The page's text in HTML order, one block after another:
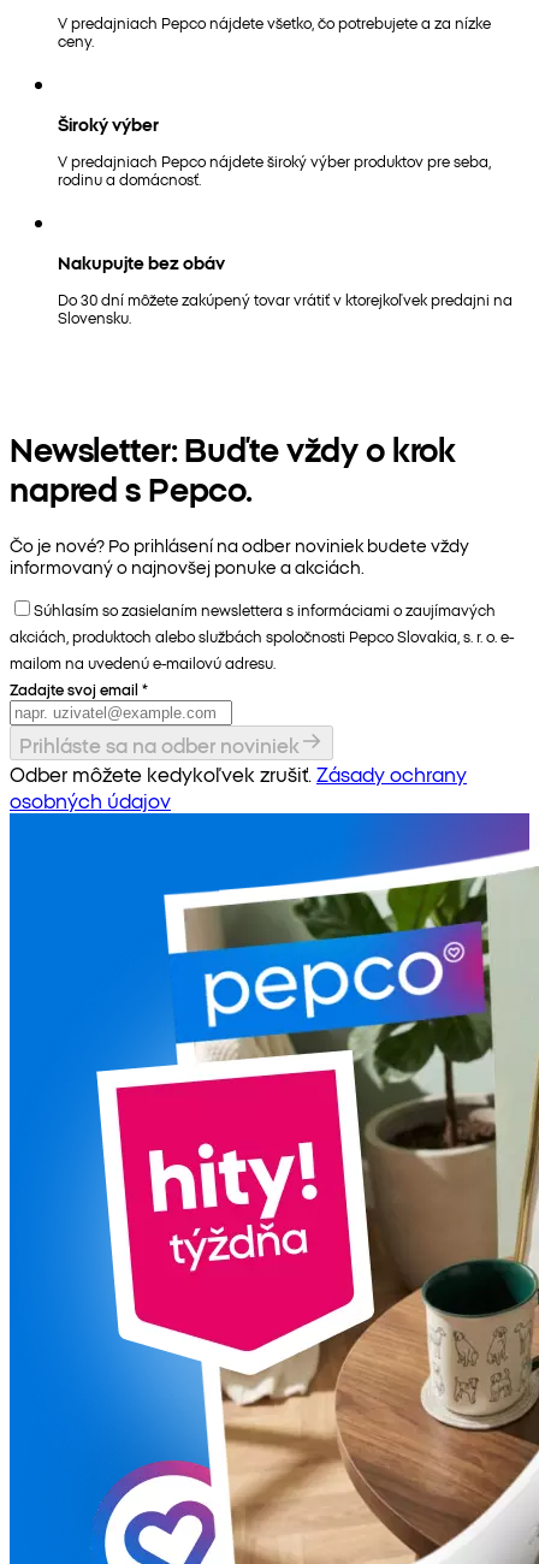
V predajniach Pepco nájdete všetko, čo potrebujete a za nízke
ceny.
Široký výber
V predajniach Pepco nájdete široký výber produktov pre seba,
rodinu a domácnosť.
Nakupujte bez obáv
Do 30 dní môžete zakúpený tovar vrátiť v ktorejkoľvek predajni na
Slovensku.
Newsletter: Buďte vždy o krok
napred s Pepco.
Čo je nové? Po prihlásení na odber noviniek budete vždy
informovaný o najnovšej ponuke a akciách.
Súhlasím so zasielaním newslettera s informáciami o zaujímavých
akciách, produktoch alebo službách spoločnosti Pepco Slovakia, s. r. o. e-
mailom na uvedenú e-mailovú adresu.
Zadajte svoj email *
Prihláste sa na odber noviniek
Odber môžete kedykoľvek zrušiť. Zásady ochrany
osobných údajov